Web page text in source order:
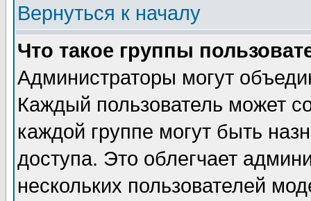
Вернуться к началу
Что такое группы
Администраторы могут
Каждый пользователь может
каждой группе могут быть
доступа. Это облегчает
нескольких пользователей